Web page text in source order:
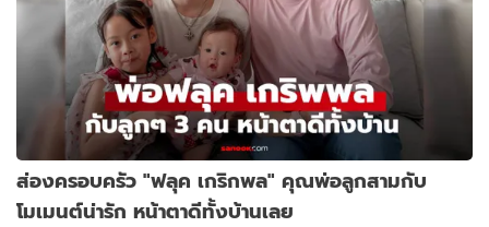
ส่องครอบครัว "ฟลุค เกริกพล" คุณพ่อลูกสามกับ
โมเมนต์น่ารัก หน้าตาดีทั้งบ้านเลย